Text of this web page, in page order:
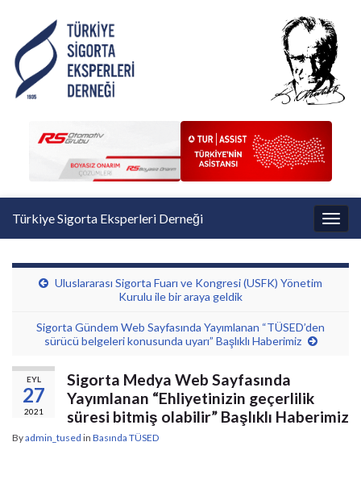
Türkiye Sigorta Eksperleri Derneği
Uluslararası Sigorta Fuarı ve Kongresi (USFK) Yönetim
Kurulu ile bir araya geldik
Sigorta Gündem Web Sayfasında Yayımlanan “TÜSED’den
sürücü belgeleri konusunda uyarı” Başlıklı Haberimiz
EYL
27
2021
Sigorta Medya Web Sayfasında
Yayımlanan “Ehliyetinizin geçerlilik
süresi bitmiş olabilir” Başlıklı Haberimiz
Byadmin_tused in Basında TÜSED